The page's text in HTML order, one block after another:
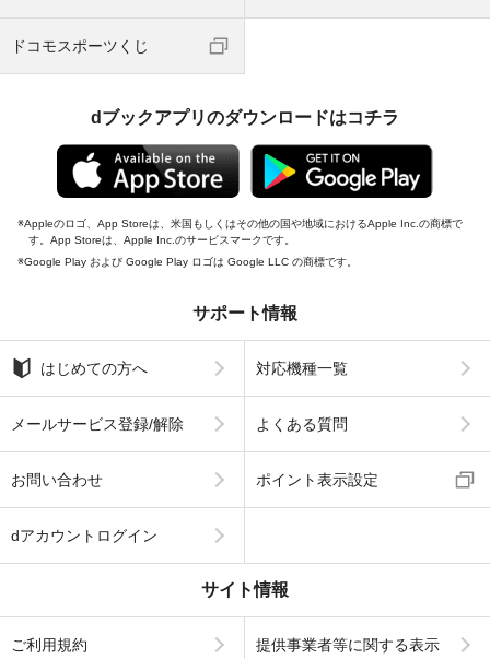
ドコモスポーツくじ
dブックアプリのダウンロードはコチラ
Appleのロゴ、App Storeは、米国もしくはその他の国や地域におけるApple Inc.の商標で
す。App Storeは、Apple Inc.のサービスマークです。
Google Play および Google Play ロゴは Google LLC の商標です。
サポート情報
はじめての方へ 対応機種一覧
メールサービス登録/解除 よくある質問
お問い合わせ ポイント表示設定
dアカウントログイン
サイト情報
ご利用規約 提供事業者等に関する表示